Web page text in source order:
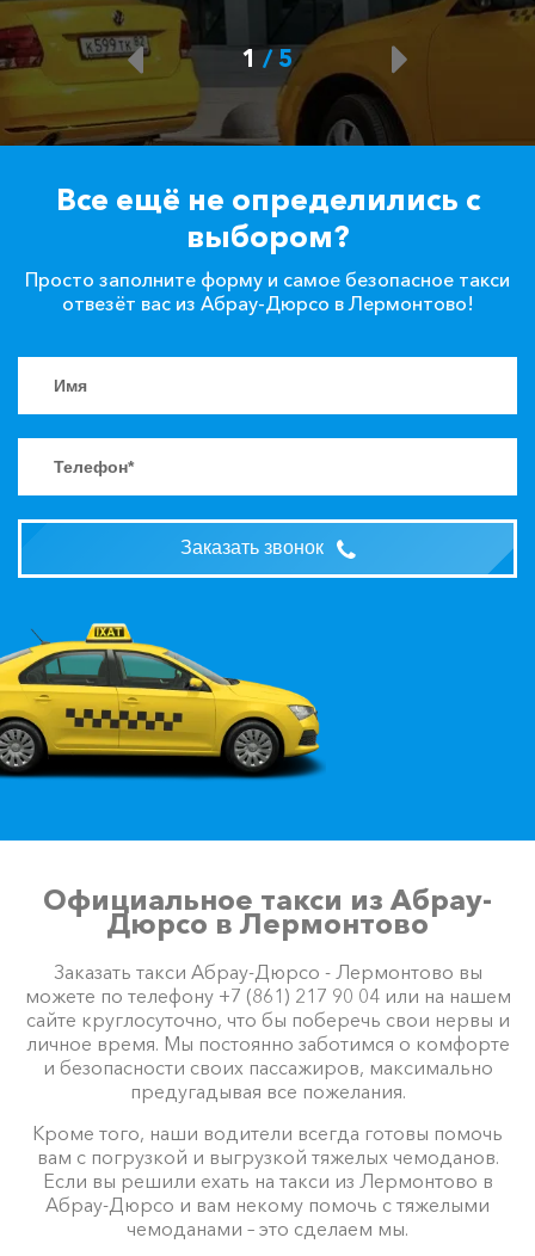
1 /5
Все ещё не определились с
выбором?
Просто заполните форму и самое безопасное такси
отвезёт вас из Абрау-Дюрсо в Лермонтово!
Заказать звонок
Официальное такси из Абрау-
Дюрсо в Лермонтово
Заказать такси Абрау-Дюрсо - Лермонтово вы
можете по телефону +7 (861) 217 90 04 или на нашем
сайте круглосуточно, что бы поберечь свои нервы и
личное время. Мы постоянно заботимся о комфорте
и безопасности своих пассажиров, максимально
предугадывая все пожелания.
Кроме того, наши водители всегда готовы помочь
вам с погрузкой и выгрузкой тяжелых чемоданов.
Если вы решили ехать на такси из Лермонтово в
Абрау-Дюрсо и вам некому помочь с тяжелыми
чемоданами – это сделаем мы.